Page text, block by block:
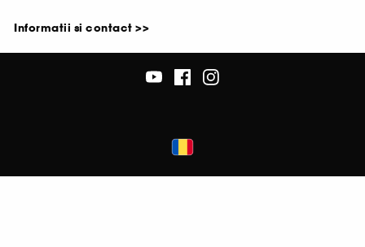
Informatii si contact >>